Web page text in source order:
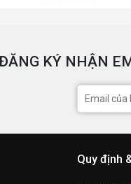
KÝ NHẬN
Quy định